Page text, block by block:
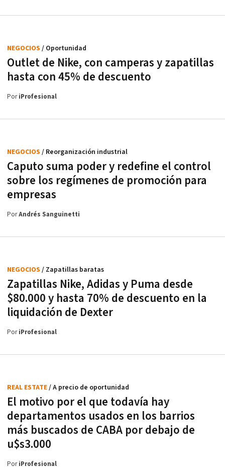
Outlet de Nike, con camperas y zapatillas
hasta con 45% de descuento
NEGOCIOS / Oportunidad
PoriProfesional
Caputo suma poder y redefine el control
sobre los regímenes de promoción para
empresas
NEGOCIOS / Reorganización industrial
PorAndrés Sanguinetti
Zapatillas Nike, Adidas y Puma desde
$80.000 y hasta 70% de descuento en la
liquidación de Dexter
NEGOCIOS / Zapatillas baratas
PoriProfesional
El motivo por el que todavía hay
departamentos usados en los barrios
más buscados de CABA por debajo de
u$s3.000
REAL ESTATE/ A precio de oportunidad
PoriProfesional